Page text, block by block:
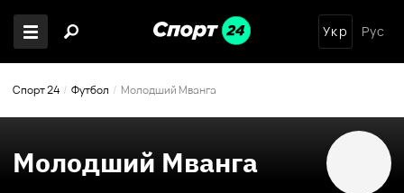
Укр Рус
Спорт 24 Футбол Молодший Мванга
Молодший Мванга